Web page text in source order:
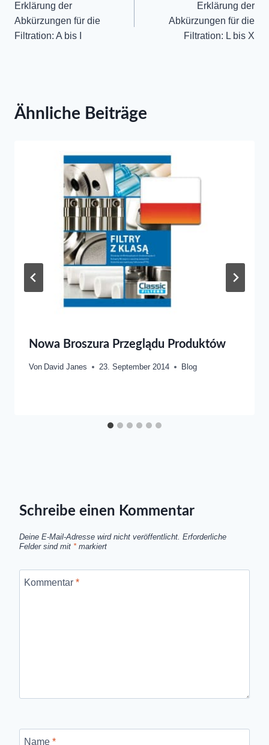
Navigation
Erklärung der
Abkürzungen für die
Filtration: A bis I
Erklärung der
Abkürzungen für die
Filtration: L bis X
Ähnliche Beiträge
Nowa Broszura Przeglądu Produktów
Von David Janes 23. September 2014 Blog
Schreibe einen Kommentar
Deine E-Mail-Adresse wird nicht veröffentlicht. Erforderliche
Felder sind mit *markiert
Kommentar *
Name *